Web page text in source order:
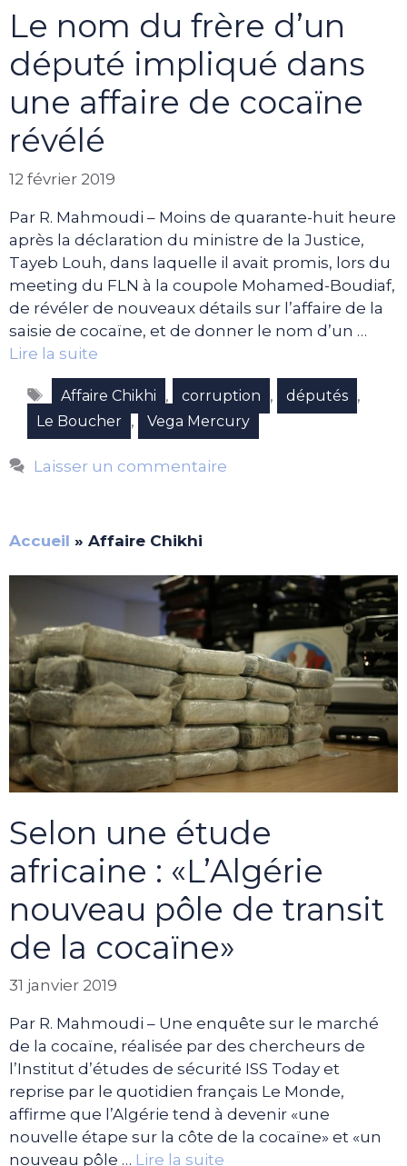
Le nom du frère d’un
député impliqué dans
une affaire de cocaïne
révélé
12 février 2019
Par R. Mahmoudi – Moins de quarante-huit heure
après la déclaration du ministre de la Justice,
Tayeb Louh, dans laquelle il avait promis, lors du
meeting du FLN à la coupole Mohamed-Boudiaf,
de révéler de nouveaux détails sur l’affaire de la
saisie de cocaïne, et de donner le nom d’un …
Lire la suite
Étiquettes
Affaire Chikhi , corruption , députés ,
Le Boucher , Vega Mercury
Laisser un commentaire
Accueil » Affaire Chikhi
Selon une étude
africaine : «L’Algérie
nouveau pôle de transit
de la cocaïne»
31 janvier 2019
Par R. Mahmoudi – Une enquête sur le marché
de la cocaïne, réalisée par des chercheurs de
l’Institut d’études de sécurité ISS Today et
reprise par le quotidien français Le Monde,
affirme que l’Algérie tend à devenir «une
nouvelle étape sur la côte de la cocaïne» et «un
nouveau pôle … Lire la suite